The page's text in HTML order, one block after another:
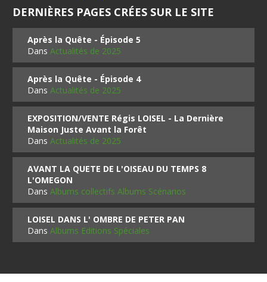
DERNIÈRES PAGES CRÉES SUR LE SITE
Après la Quête - Épisode 5
DansActualités de 2025
Après la Quête - Épisode 4
DansActualités de 2025
EXPOSITION/VENTE Régis LOISEL - La Dernière
Maison Juste Avant la Forêt
DansActualités de 2025
AVANT LA QUETE DE L'OISEAU DU TEMPS 8
L'OMEGON
DansAlbums collectifs Albums Scénarios
LOISEL DANS L' OMBRE DE PETER PAN
DansAlbums Editions Spéciales